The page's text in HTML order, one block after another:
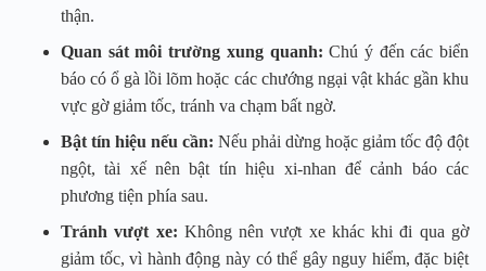
thận.
Quan sát môi trường xung quanh: Chú ý đến các biển
báo có ổ gà lồi lõm hoặc các chướng ngại vật khác gần khu
vực gờ giảm tốc, tránh va chạm bất ngờ.
Bật tín hiệu nếu cần: Nếu phải dừng hoặc giảm tốc độ đột
ngột, tài xế nên bật tín hiệu xi-nhan để cảnh báo các
phương tiện phía sau.
Tránh vượt xe: Không nên vượt xe khác khi đi qua gờ
giảm tốc, vì hành động này có thể gây nguy hiểm, đặc biệt